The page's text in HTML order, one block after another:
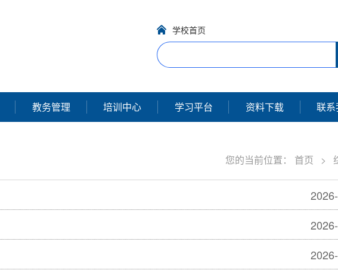
学校首页
教务管理 培训中心 学习平台 资料下载 联
您的当前位置： 首页 >